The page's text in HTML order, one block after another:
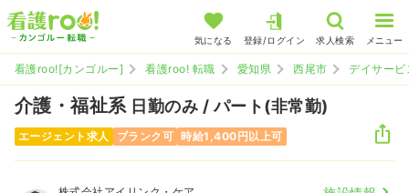
気になる 登録/ログイン 求人検索 メニュー
看護roo![カンゴルー] 看護roo! 転職 愛知県 西尾市 デイサー
介護・福祉系 日勤のみ / パート(非常勤)
エージェント求人 ブランク可 時給1,400円以上可